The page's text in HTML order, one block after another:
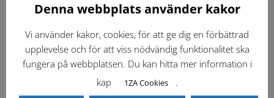
instruktioner och användning av ritningsmallar se1BB1
För generella regler för upprättande av ritningar
12CE Ritningar.
Denna webbplats använder kakor
Vi använder kakor, cookies, för att ge dig en förbättrad
upplevelse och för att viss nödvändig funktionalitet ska
fungera på webbplatsen. Du kan hitta mer information i
kap
1ZA Cookies .